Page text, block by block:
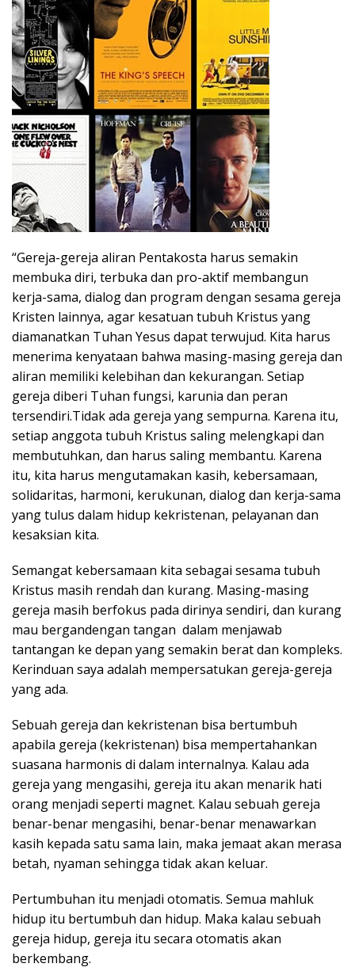
“Gereja-gereja aliran Pentakosta harus semakin
membuka diri, terbuka dan pro-aktif membangun
kerja-sama, dialog dan program dengan sesama gereja
Kristen lainnya, agar kesatuan tubuh Kristus yang
diamanatkan Tuhan Yesus dapat terwujud. Kita harus
menerima kenyataan bahwa masing-masing gereja dan
aliran memiliki kelebihan dan kekurangan. Setiap
gereja diberi Tuhan fungsi, karunia dan peran
tersendiri.Tidak ada gereja yang sempurna. Karena itu,
setiap anggota tubuh Kristus saling melengkapi dan
membutuhkan, dan harus saling membantu. Karena
itu, kita harus mengutamakan kasih, kebersamaan,
solidaritas, harmoni, kerukunan, dialog dan kerja-sama
yang tulus dalam hidup kekristenan, pelayanan dan
kesaksian kita.
Semangat kebersamaan kita sebagai sesama tubuh
Kristus masih rendah dan kurang. Masing-masing
gereja masih berfokus pada dirinya sendiri, dan kurang
mau bergandengan tangan dalam menjawab
tantangan ke depan yang semakin berat dan kompleks.
Kerinduan saya adalah mempersatukan gereja-gereja
yang ada.
Sebuah gereja dan kekristenan bisa bertumbuh
apabila gereja (kekristenan) bisa mempertahankan
suasana harmonis di dalam internalnya. Kalau ada
gereja yang mengasihi, gereja itu akan menarik hati
orang menjadi seperti magnet. Kalau sebuah gereja
benar-benar mengasihi, benar-benar menawarkan
kasih kepada satu sama lain, maka jemaat akan merasa
betah, nyaman sehingga tidak akan keluar.
Pertumbuhan itu menjadi otomatis. Semua mahluk
hidup itu bertumbuh dan hidup. Maka kalau sebuah
gereja hidup, gereja itu secara otomatis akan
berkembang.